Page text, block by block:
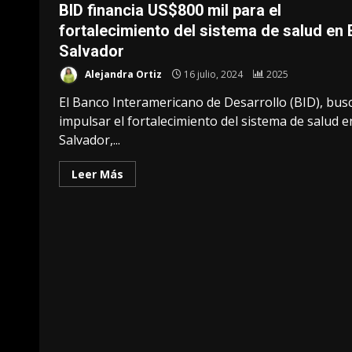
BID financia US$800 mil para el
fortalecimiento del sistema de salud en
Salvador
Alejandra Ortiz 16 julio, 2024 2025
El Banco Interamericano de Desarrollo (BID),
impulsar el fortalecimiento del sistema de salud
Salvador,...
Leer Más